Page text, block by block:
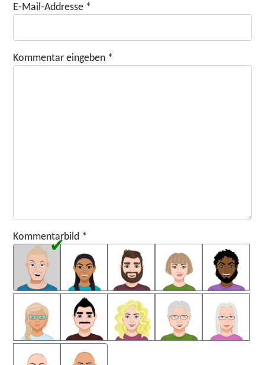
E-Mail-Addresse *
Kommentar eingeben *
Kommentarbild *
Kommentarbild